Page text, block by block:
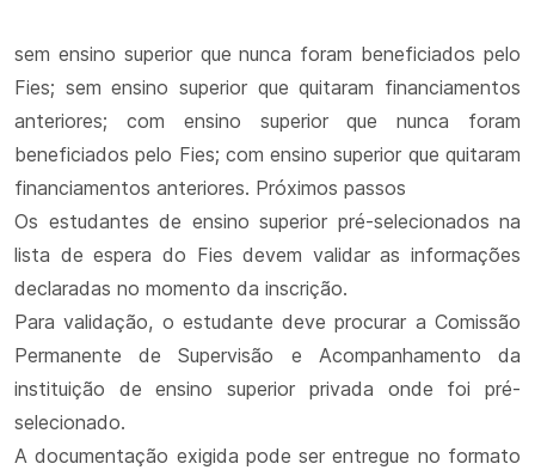
sem ensino superior que nunca foram beneficiados pelo
Fies; sem ensino superior que quitaram financiamentos
anteriores; com ensino superior que nunca foram
beneficiados pelo Fies; com ensino superior que quitaram
financiamentos anteriores. Próximos passos
Os estudantes de ensino superior pré-selecionados na
lista de espera do Fies devem validar as informações
declaradas no momento da inscrição.​​
​​Para validação, o estudante deve procurar a Comissão
Permanente de Supervisão e Acompanhamento da
instituição de ensino superior privada onde foi pré-
selecionado.
A documentação exigida pode ser entregue no formato